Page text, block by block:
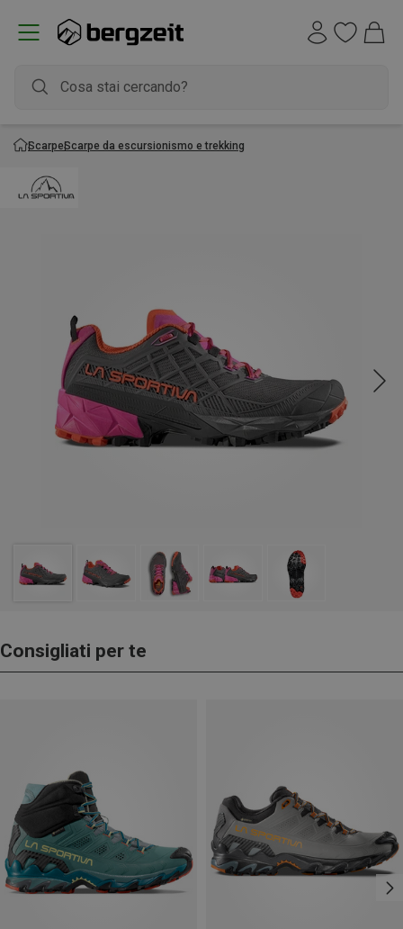
ScarpeScarpe da escursionismo e trekking
Consigliati per te